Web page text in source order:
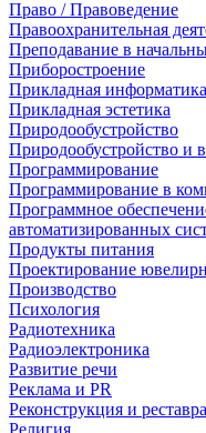
Право / Правоведение
Правоохранительная
Преподавание в
Приборостроение
Прикладная информатика
Прикладная эстетика
Природообустройство
Природообустройство и
Программирование
Программирование в
Программное
автоматизированных
Продукты питания
Проектирование
Производство
Психология
Радиотехника
Радиоэлектроника
Развитие речи
Реклама и PR
Реконструкция и
Религия